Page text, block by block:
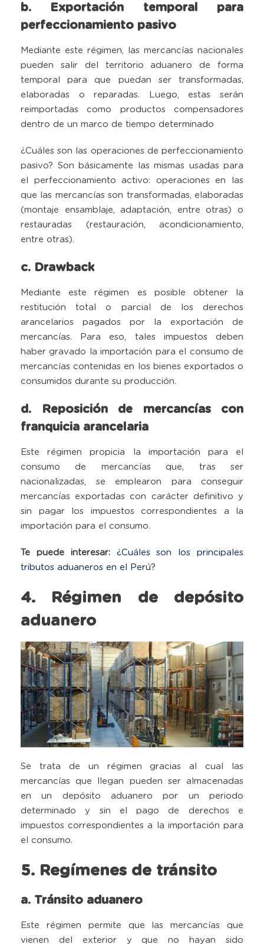
b. Exportación temporal para
perfeccionamiento pasivo
Mediante este régimen, las mercancías nacionales
pueden salir del territorio aduanero de forma
temporal para que puedan ser transformadas,
elaboradas o reparadas. Luego, estas serán
reimportadas como productos compensadores
dentro de un marco de tiempo determinado
¿Cuáles son las operaciones de perfeccionamiento
pasivo? Son básicamente las mismas usadas para
el perfeccionamiento activo: operaciones en las
que las mercancías son transformadas, elaboradas
(montaje ensamblaje, adaptación, entre otras) o
restauradas (restauración, acondicionamiento,
entre otras).
c. Drawback
Mediante este régimen es posible obtener la
restitución total o parcial de los derechos
arancelarios pagados por la exportación de
mercancías. Para eso, tales impuestos deben
haber gravado la importación para el consumo de
mercancías contenidas en los bienes exportados o
consumidos durante su producción.
d. Reposición de mercancías con
franquicia arancelaria
Este régimen propicia la importación para el
consumo de mercancías que, tras ser
nacionalizadas, se emplearon para conseguir
mercancías exportadas con carácter definitivo y
sin pagar los impuestos correspondientes a la
importación para el consumo.
Te puede interesar:
¿Cuáles son los principales
tributos aduaneros en el Perú?
4. Régimen de depósito
aduanero
Se trata de un régimen gracias al cual las
mercancías que llegan pueden ser almacenadas
en un depósito aduanero por un periodo
determinado y sin el pago de derechos e
impuestos correspondientes a la importación para
el consumo.
5. Regímenes de tránsito
a. Tránsito aduanero
Este régimen permite que las mercancías que
vienen del exterior y que no hayan sido